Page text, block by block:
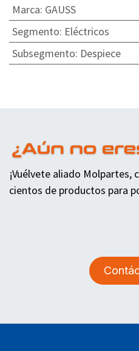
Marca: GAUSS
Segmento: Eléctricos
Subsegmento: Despiece
¡Vuélvete aliado
cientos de productos para